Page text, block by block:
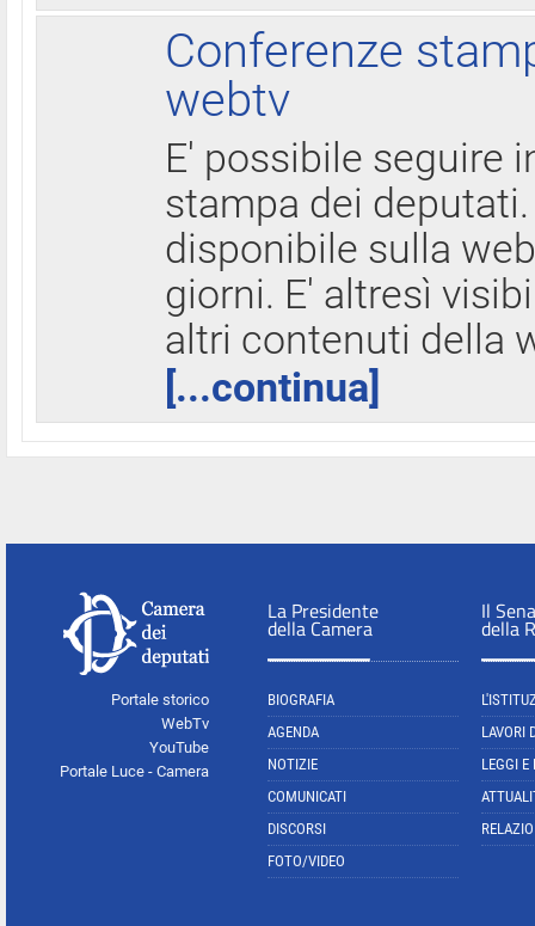
Conferenze
webtv
E' possibile seguire
stampa dei
disponibile sulla
giorni. E' altresì
altri contenuti della
[...continua]
Portale storico
WebTv
YouTube
Portale Luce - Camera
La Presidente
della Camera
BIOGRAFIA
AGENDA
NOTIZIE
COMUNICATI
DISCORSI
FOTO/VIDEO
Il
della
LAVORI
LEGGI E